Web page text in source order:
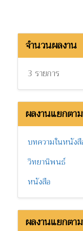
จำนวนผลงาน
3 รายการ
ผลงานแยกตา
บทความในหนังสื
วิทยานิพนธ์
หนังสือ
ผลงานแยกตา